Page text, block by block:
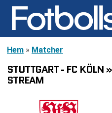
Hem » Matcher
STUTTGART - FC KÖLN
STREAM